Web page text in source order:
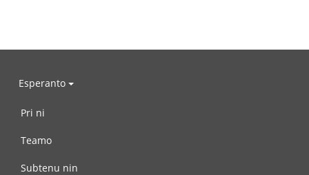
Esperanto
Pri ni
Teamo
Subtenu nin